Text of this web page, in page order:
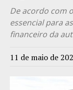
De acordo com
essencial para
financeiro da
11 de maio de